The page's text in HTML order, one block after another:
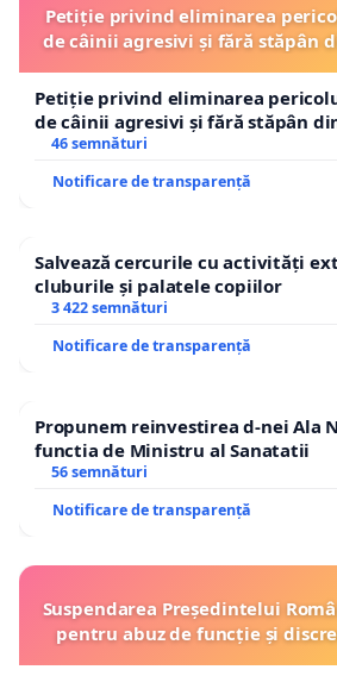
Petiție privind eliminarea
de câinii agresivi și fără stăpân
Petiție privind eliminarea
de câinii agresivi și fără stăpân
46 semnături
Notificare de transparență
Salvează cercurile cu activități
cluburile și palatele copiilor
3 422 semnături
Notificare de transparență
Propunem reinvestirea d-nei Ala
functia de Ministru al Sanatatii
56 semnături
Notificare de transparență
Suspendarea Președintelui
pentru abuz de funcție și